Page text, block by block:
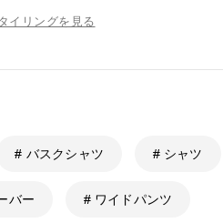
イリングを見る
# バスクシャツ # シャツ
バー # ワイドパンツ